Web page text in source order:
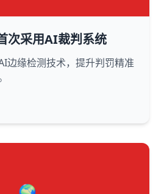
次采用AI裁判系统
边缘检测技术，提升判罚精准